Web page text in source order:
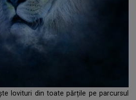
lovituri din toate părțile pe parcursul